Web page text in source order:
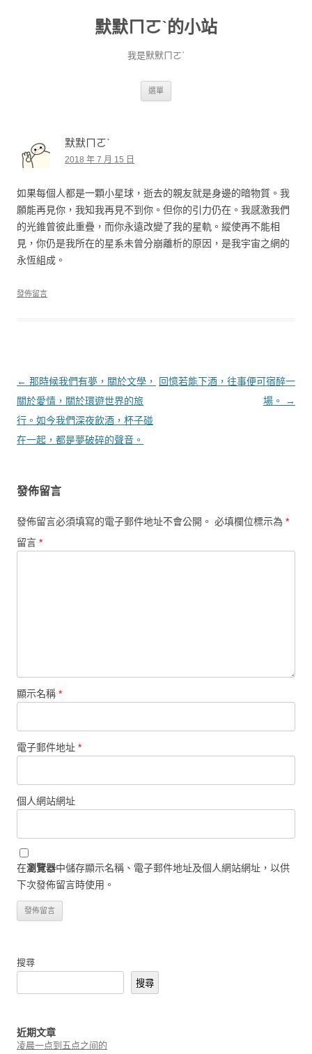
默默ㄇㄛˋ的小站
我是默默ㄇㄛˋ
選單
默默ㄇㄛˋ
2018 年 7 月 15 日
如果每個人都是一顆小星球，逝去的親友就是身邊的暗物質。我
願能再見你，我知我再見不到你。但你的引力仍在。我感激我們
的光錐曾彼此重疊，而你永遠改變了我的星軌。縱使再不能相
見，你仍是我所在的星系未曾分崩離析的原因，是我宇宙之網的
永恆組成。
發佈留言
文章導覽
← 那時候我們有夢，關於文學，
關於愛情，關於環遊世界的旅
行。如今我們深夜飲酒，杯子碰
在一起，都是夢破碎的聲音。
回憶若能下酒，往事便可宿醉一
場。
→
發佈留言
發佈留言必須填寫的電子郵件地址不會公開。 必填欄位標示為 *
留言 *
顯示名稱 *
電子郵件地址 *
個人網站網址
在瀏覽器中儲存顯示名稱、電子郵件地址及個人網站網址，以供
下次發佈留言時使用。
搜尋
搜尋
近期文章
凌晨一点到五点之间的